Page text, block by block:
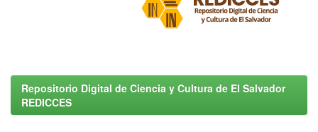
Repositorio Digital de Ciencia y Cultura de El Salvador
REDICCES